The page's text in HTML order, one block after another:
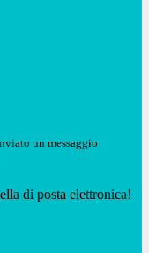
un messaggio
di posta elettronica!